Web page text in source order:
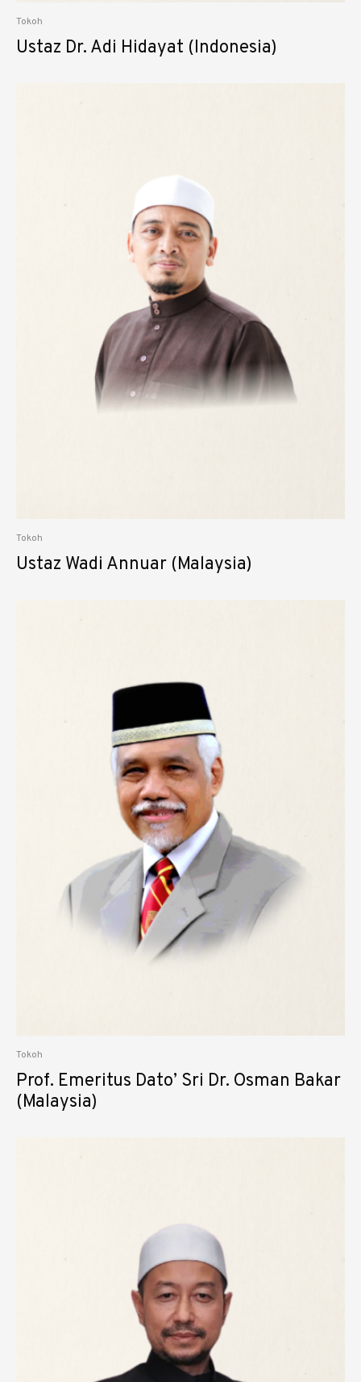
Tokoh
⁠Ustaz Dr. Adi Hidayat (Indonesia)
Tokoh
Ustaz Wadi Annuar (Malaysia)
Tokoh
Prof. Emeritus Dato’ Sri Dr. Osman Bakar
(Malaysia)